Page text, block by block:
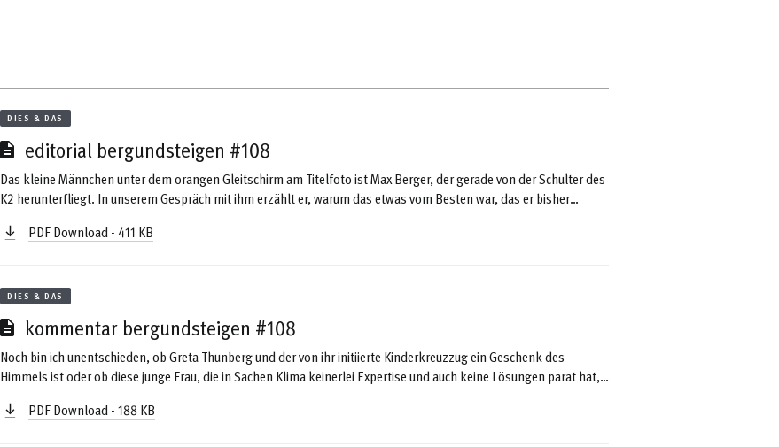
DIES & DAS
editorial bergundsteigen #108
Das kleine Männchen unter dem orangen Gleitschirm am Titelfoto ist Max Berger, der gerade von der Schulter des
K2 herunterfliegt. In unserem Gespräch mit ihm erzählt er, warum das etwas vom Besten war, das er bisher
Bergführer erstmals zu zwei 8.000ern aufbricht und was er dort erlebt hat. Wer Max und seine bisherigen
PDF Download - 411 KB
DIES & DAS
kommentar bergundsteigen #108
Noch bin ich unentschieden, ob Greta Thunberg und der von ihr initiierte Kinderkreuzzug ein Geschenk des
Himmels ist oder ob diese junge Frau, die in Sachen Klima keinerlei Expertise und auch keine Lösungen parat hat,
Die charismatische Klimaaktivistin ist authentisch und imstande, dem Rummel um ihre Person und den daraus
PDF Download - 188 KB